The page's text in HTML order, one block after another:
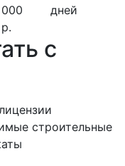
000
р.
дней
с
строительные